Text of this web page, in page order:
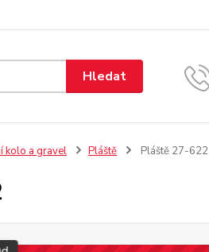
Hledat
kolo a gravel Pláště Pláště 27-622